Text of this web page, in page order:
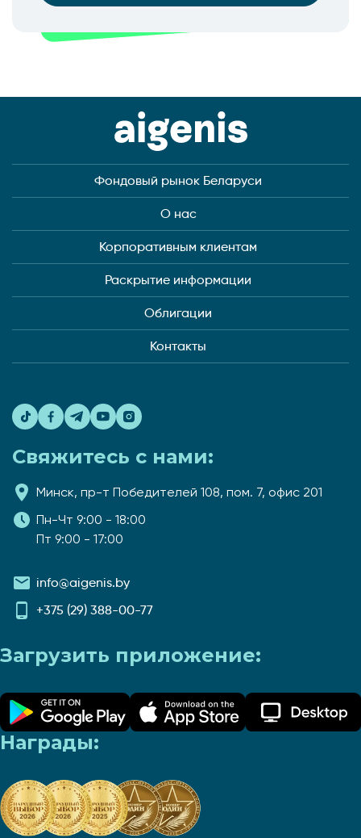
Фондовый рынок Беларуси
О нас
Корпоративным клиентам
Раскрытие информации
Облигации
Контакты
Свяжитесь с нами:
Минск, пр-т Победителей 108, пом. 7, офис 201
Пн-Чт 9:00 - 18:00
Пт 9:00 - 17:00
info@aigenis.by
+375 (29) 388-00-77
Загрузить приложение:
Награды: